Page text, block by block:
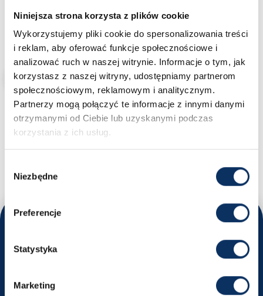
Niniejsza strona korzysta z plików cookie
Wykorzystujemy pliki cookie do spersonalizowania treści
i reklam, aby oferować funkcje społecznościowe i
analizować ruch w naszej witrynie. Informacje o tym, jak
korzystasz z naszej witryny, udostępniamy partnerom
społecznościowym, reklamowym i analitycznym.
Partnerzy mogą połączyć te informacje z innymi danymi
otrzymanymi od Ciebie lub uzyskanymi podczas
korzystania z ich usług.
zgody
Niezbędne
Preferencje
Statystyka
Marketing
Cena od:30 000 złpod dom
CHCĘ SPROWADZIĆ PODOBNY
MASZ PYTANIA?
Nikodem - Specjalista ds. importu samochodów
+48 669 663 449
Poznaj nasze oddziały i umów się na rozmowę